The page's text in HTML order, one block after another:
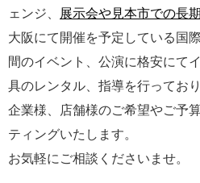
ェンジ、
展示会や見本市での長
大阪にて開催を予定している国
間のイベント、公演に格安にて
具のレンタル、指導を行っており
企業様、店舗様のご希望やご予
ティングいたします。
お気軽にご相談くださいませ。